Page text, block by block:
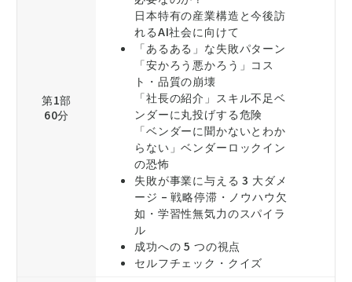
第1部
60分
日本特有の産業構造と今後訪
れるAI社会に向けて
「あるある」な失敗パターン
「安かろう悪かろう」コス
ト・品質の崩壊
「社長の紹介」スキル不足ベ
ンダーに丸投げする危険
「ベンダーに聞かないとわか
らない」ベンダーロックイン
の恐怖
失敗が事業に与える 3 大ダメ
ージ – 戦略停滞・ノウハウ欠
如・学習性無気力のスパイラ
ル
成功への 5 つの視点
セルフチェック・クイズ